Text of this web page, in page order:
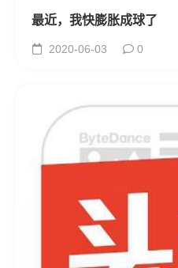
最近，我快膨胀成球了
2020-06-03 0